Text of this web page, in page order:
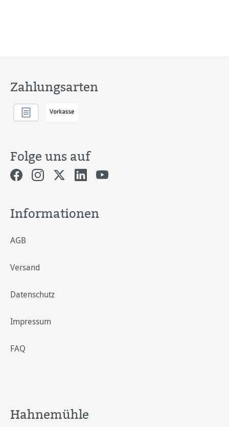
Zahlungsarten
Folge uns auf
Informationen
AGB
Versand
Datenschutz
Impressum
FAQ
Hahnemühle